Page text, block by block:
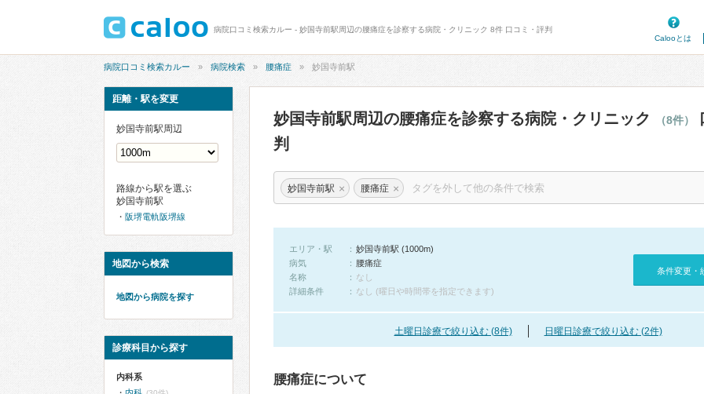
病院口コミ検索カルー - 妙国寺前駅周辺の腰痛症を診察する病院・クリニック 8件 口コミ・評判
Calooとは
病院口コミ検索カルー 病院検索 腰痛症 妙国寺前駅
妙国寺前駅周辺の腰痛症を診察する病院・クリニック （8件）
判
妙国寺前駅 × 腰痛症 ×
エリア・駅
妙国寺前駅 (1000m)
病気
腰痛症
名称
なし
詳細条件
なし (曜日や時間帯を指定できます)
条件変更・
土曜日診療で絞り込む (8件) 日曜日診療で絞り込む (2件)
腰痛症について
距離・駅を変更
妙国寺前駅周辺
路線から駅を選ぶ
妙国寺前駅
阪堺電軌阪堺線
地図から検索
地図から病院を探す
診療科目から探す
内科系